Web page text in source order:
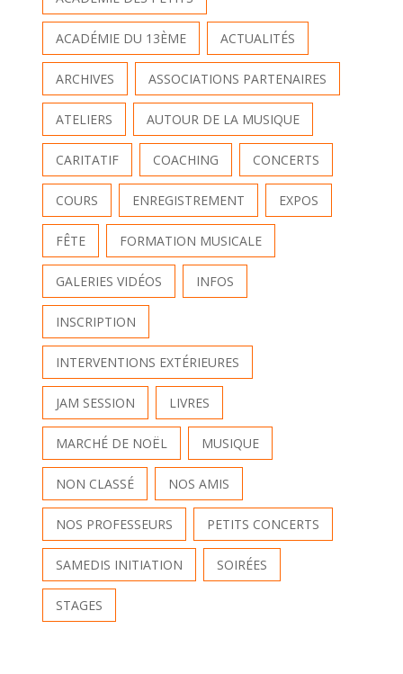
ACADÉMIE DU 13ÈME ACTUALITÉS
ARCHIVES ASSOCIATIONS PARTENAIRES
ATELIERS AUTOUR DE LA MUSIQUE
CARITATIF COACHING CONCERTS
COURS ENREGISTREMENT EXPOS
FÊTE FORMATION MUSICALE
GALERIES VIDÉOS INFOS
INSCRIPTION
INTERVENTIONS EXTÉRIEURES
JAM SESSION LIVRES
MARCHÉ DE NOËL MUSIQUE
NON CLASSÉ NOS AMIS
NOS PROFESSEURS PETITS CONCERTS
SAMEDIS INITIATION SOIRÉES
STAGES